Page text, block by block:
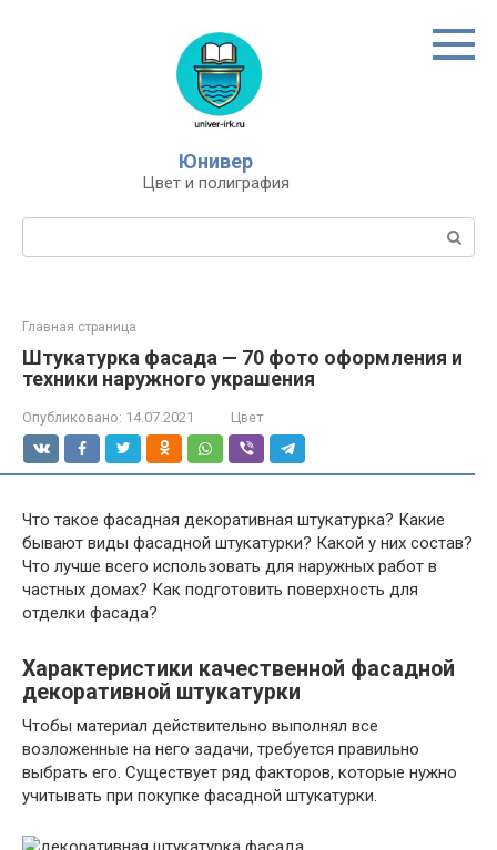
Юнивер
Цвет и полиграфия
Главная страница
Штукатурка фасада — 70 фото оформления и
техники наружного украшения
Опубликовано: 14.07.2021 Цвет
Что такое фасадная декоративная штукатурка? Какие
бывают виды фасадной штукатурки? Какой у них состав?
Что лучше всего использовать для наружных работ в
частных домах? Как подготовить поверхность для
отделки фасада?
Характеристики качественной фасадной
декоративной штукатурки
Чтобы материал действительно выполнял все
возложенные на него задачи, требуется правильно
выбрать его. Существует ряд факторов, которые нужно
учитывать при покупке фасадной штукатурки.